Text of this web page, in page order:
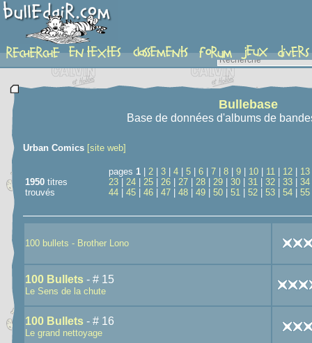
recherche
Bullebase
Base de données d'albums de
Urban Comics [site web]
1950 titres
trouvés
pages 1 2 3 4 5 6 7 8 9 10 11 12 13
23
24 25 26 27 28 29 30 31 32 33 34
44
45 46 47 48 49 50 51 52 53 54 55
100 bullets - Brother Lono
100 Bullets - # 15
Le Sens de la chute
100 Bullets - # 16
Le grand nettoyage